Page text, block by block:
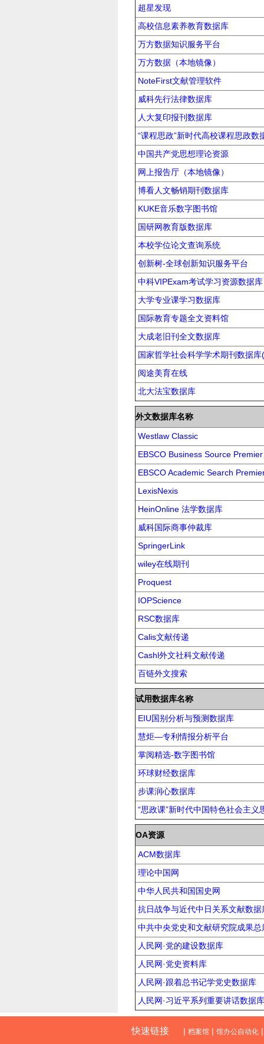
超星发现
高校信息素养教育数据库
万方数据知识服务平台
万方数据（本地镜像）
NoteFirst文献管理软件
威科先行法律数据库
人大复印报刊数据库
“课程思政”新时代高校课程思政数
中国共产党思想理论资源
网上报告厅（本地镜像）
博看人文畅销期刊数据库
KUKE音乐数字图书馆
国研网教育版数据库
本校学位论文查询系统
创新树-全球创新知识服务平台
中科VIPExam考试学习资源数据库
大学专业课学习数据库
国际教育专题全文资料馆
大成老旧刊全文数据库
国家哲学社会科学学术期刊数据库
阅途美育在线
北大法宝数据库
外文数据库名称
Westlaw Classic
EBSCO Business Source
EBSCO Academic Search
LexisNexis
HeinOnline 法学数据库
威科国际商事仲裁库
SpringerLink
wiley在线期刊
Proquest
IOPScience
RSC数据库
Calis文献传递
Cashl外文社科文献传递
百链外文搜索
试用数据库名称
EIU国别分析与预测数据库
慧炬—专利情报分析平台
掌阅精选-数字图书馆
环球财经数据库
步课润心数据库
“思政课”新时代中国特色社会主义
OA资源
ACM数据库
理论中国网
中华人民共和国国史网
抗日战争与近代中日关系文献数据
中共中央党史和文献研究院成果总
人民网·党的建设数据库
人民网·党史资料库
人民网·跟着总书记学党史数据库
人民网·习近平系列重要讲话数据库
快速链接 | 档案馆 | 馆办公自动化